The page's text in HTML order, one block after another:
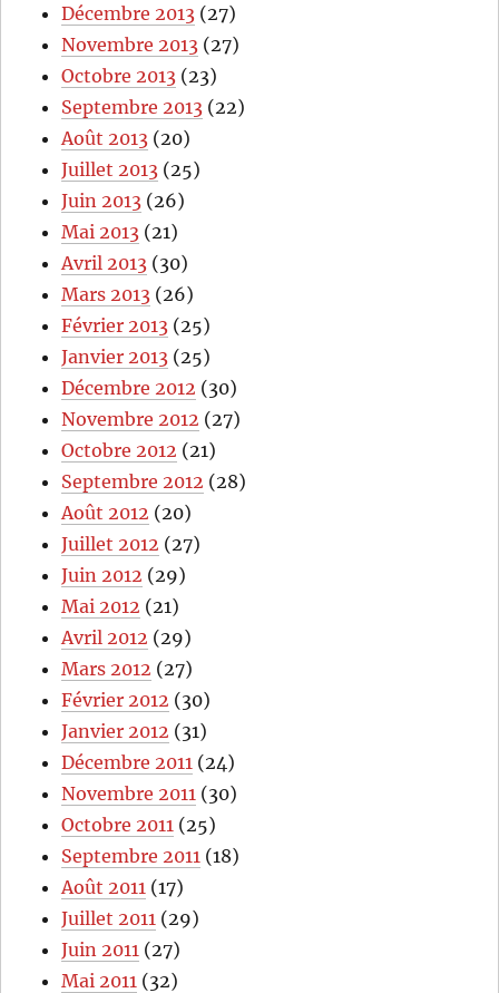
Décembre 2013 (27)
Novembre 2013 (27)
Octobre 2013 (23)
Septembre 2013 (22)
Août 2013 (20)
Juillet 2013 (25)
Juin 2013 (26)
Mai 2013 (21)
Avril 2013 (30)
Mars 2013 (26)
Février 2013 (25)
Janvier 2013 (25)
Décembre 2012 (30)
Novembre 2012 (27)
Octobre 2012 (21)
Septembre 2012 (28)
Août 2012 (20)
Juillet 2012 (27)
Juin 2012 (29)
Mai 2012 (21)
Avril 2012 (29)
Mars 2012 (27)
Février 2012 (30)
Janvier 2012 (31)
Décembre 2011 (24)
Novembre 2011 (30)
Octobre 2011 (25)
Septembre 2011 (18)
Août 2011 (17)
Juillet 2011 (29)
Juin 2011 (27)
Mai 2011 (32)